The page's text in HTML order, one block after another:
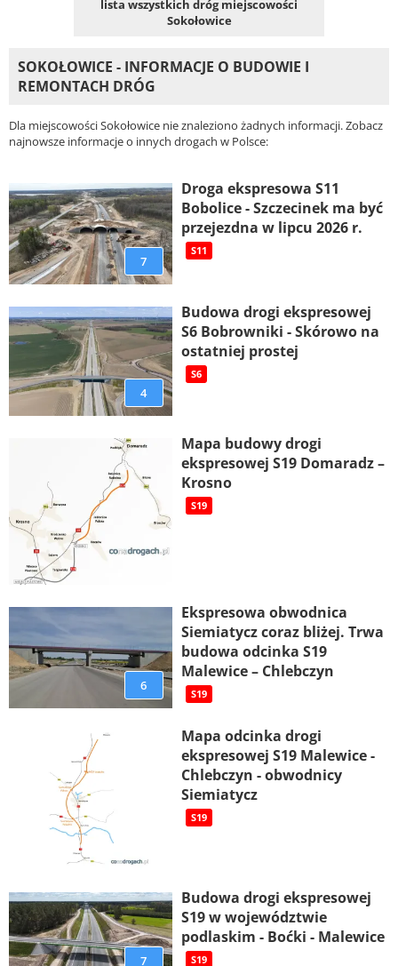
lista wszystkich dróg miejscowości
Sokołowice
SOKOŁOWICE - INFORMACJE O BUDOWIE I
REMONTACH DRÓG
Dla miejscowości Sokołowice nie znaleziono żadnych informacji. Zobacz
najnowsze informacje o innych drogach w Polsce:
7
Droga ekspresowa S11
Bobolice - Szczecinek ma być
przejezdna w lipcu 2026 r.
S11
4
Budowa drogi ekspresowej
S6 Bobrowniki - Skórowo na
ostatniej prostej
S6
Mapa budowy drogi
ekspresowej S19 Domaradz –
Krosno
S19
6
Ekspresowa obwodnica
Siemiatycz coraz bliżej. Trwa
budowa odcinka S19
Malewice – Chlebczyn
S19
Mapa odcinka drogi
ekspresowej S19 Malewice -
Chlebczyn - obwodnicy
Siemiatycz
S19
7
Budowa drogi ekspresowej
S19 w województwie
podlaskim - Boćki - Malewice
S19